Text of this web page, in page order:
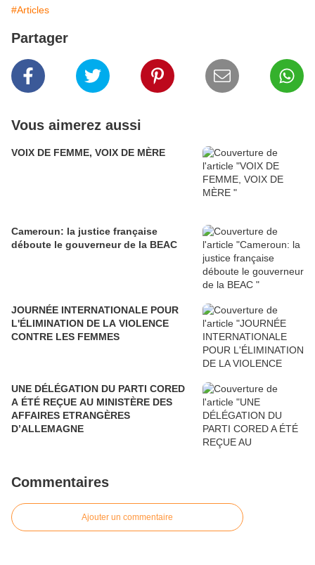
#Articles
Partager
Vous aimerez aussi
VOIX DE FEMME, VOIX DE MÈRE
Cameroun: la justice française
déboute le gouverneur de la BEAC
JOURNÉE INTERNATIONALE POUR
L'ÉLIMINATION DE LA VIOLENCE
CONTRE LES FEMMES
UNE DÉLÉGATION DU PARTI CORED
A ÉTÉ REÇUE AU MINISTÈRE DES
AFFAIRES ETRANGÈRES
D’ALLEMAGNE
Commentaires
Ajouter un commentaire